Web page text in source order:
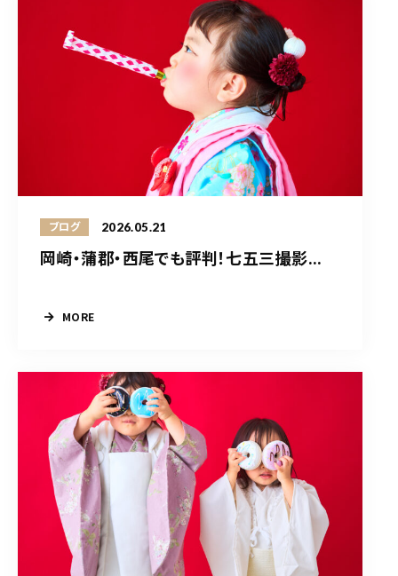
ブログ 2026.05.21
岡崎・蒲郡・西尾でも評判！七五三撮影...
MORE